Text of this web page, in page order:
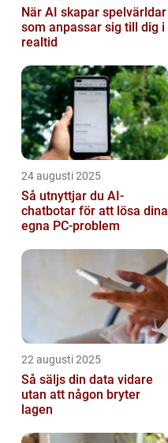
När AI skapar spelvärldar
som anpassar sig till dig i
realtid
24 augusti 2025
Så utnyttjar du AI-
chatbotar för att lösa dina
egna PC-problem
22 augusti 2025
Så säljs din data vidare
utan att någon bryter
lagen